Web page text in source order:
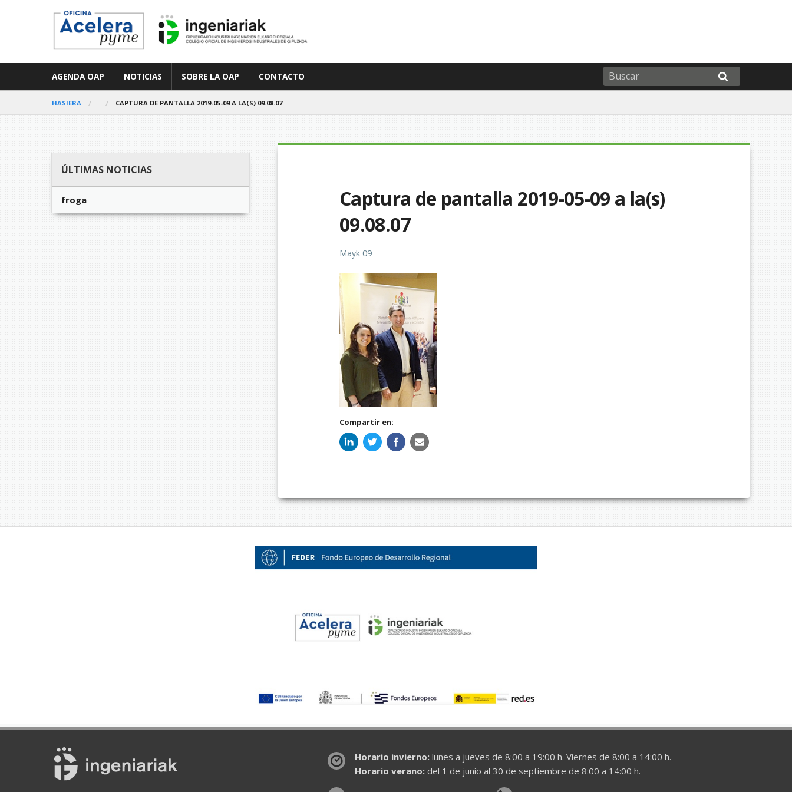
AGENDA OAP NOTICIAS SOBRE LA OAP CONTACTO
HASIERA CAPTURA DE PANTALLA 2019-05-09 A LA(S) 09.08.07
Captura de pantalla 2019-05-09 a la(s)
09.08.07
Mayk 09
Compartir en:
ÚLTIMAS NOTICIAS
froga
Horario invierno:lunes a jueves de 8:00 a 19:00 h. Viernes de 8:00 a 14:00 h.
Horario verano:del 1 de junio al 30 de septiembre de 8:00 a 14:00 h.